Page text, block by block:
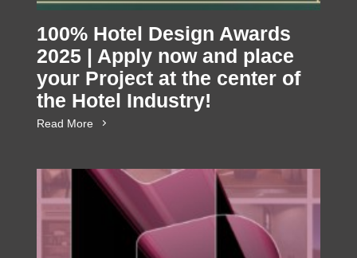
100% Hotel Design Awards
2025 | Apply now and place
your Project at the center of
the Hotel Industry!
Read More